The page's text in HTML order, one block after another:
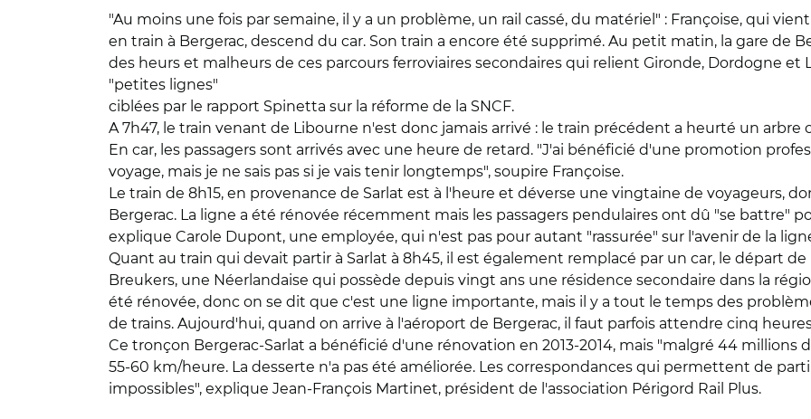
"Au moins une fois par semaine, il y a un problème, un rail cassé, du matériel" : Françoise, qui
en train à Bergerac, descend du car. Son train a encore été supprimé. Au petit matin, la gare de
des heurs et malheurs de ces parcours ferroviaires secondaires qui relient Gironde, Dordogne
"petites lignes"
ciblées par le rapport Spinetta sur la réforme de la SNCF.
A 7h47, le train venant de Libourne n'est donc jamais arrivé : le train précédent a heurté un
En car, les passagers sont arrivés avec une heure de retard. "J'ai bénéficié d'une promotion
voyage, mais je ne sais pas si je vais tenir longtemps", soupire Françoise.
Le train de 8h15, en provenance de Sarlat est à l'heure et déverse une vingtaine de voyageurs,
Bergerac. La ligne a été rénovée récemment mais les passagers pendulaires ont dû "se battre"
explique Carole Dupont, une employée, qui n'est pas pour autant "rassurée" sur l'avenir de la
Quant au train qui devait partir à Sarlat à 8h45, il est également remplacé par un car, le départ
Breukers, une Néerlandaise qui possède depuis vingt ans une résidence secondaire dans la
été rénovée, donc on se dit que c'est une ligne importante, mais il y a tout le temps des
de trains. Aujourd'hui, quand on arrive à l'aéroport de Bergerac, il faut parfois attendre cinq
Ce tronçon Bergerac-Sarlat a bénéficié d'une rénovation en 2013-2014, mais "malgré 44 millions
55-60 km/heure. La desserte n'a pas été améliorée. Les correspondances qui permettent de
impossibles", explique Jean-François Martinet, président de l'association Périgord Rail Plus.